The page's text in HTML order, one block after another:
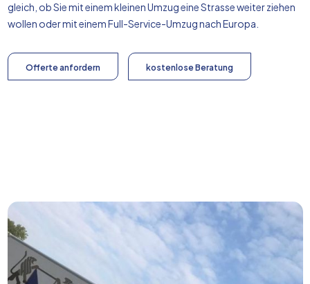
gleich, ob Sie mit einem kleinen Umzug eine Strasse weiter ziehen
wollen oder mit einem Full-Service-Umzug nachEuropa
Offerte anfordern kostenlose Beratung